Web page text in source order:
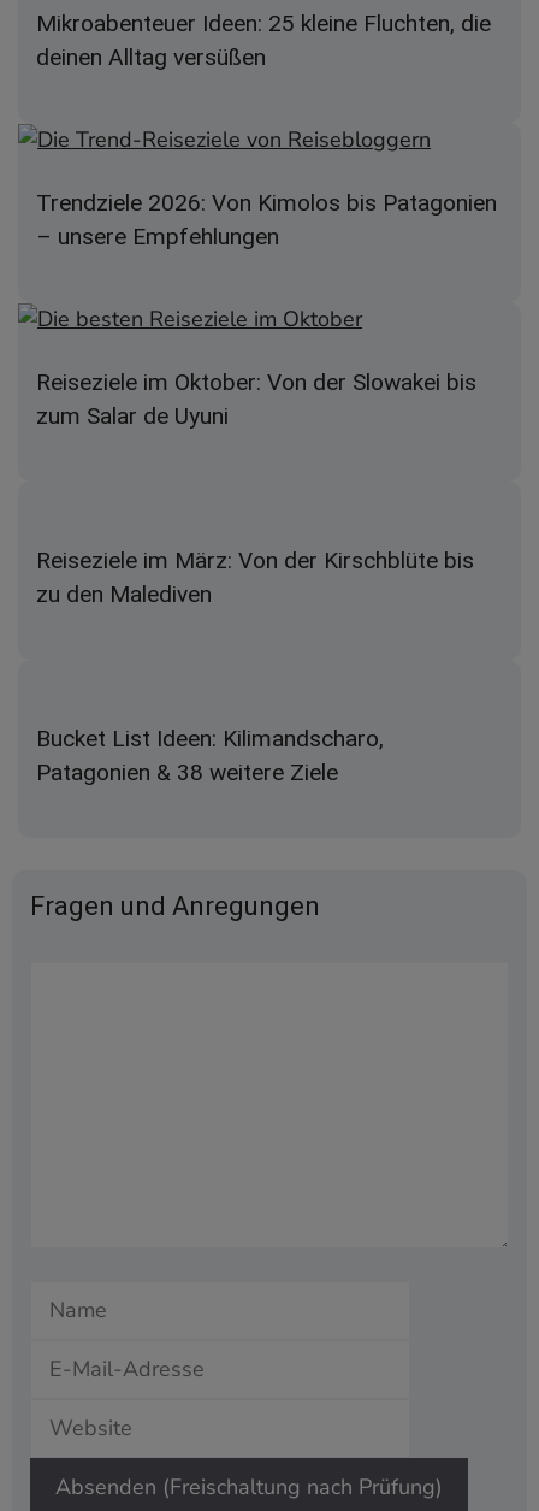
Mikroabenteuer Ideen: 25 kleine Fluchten, die
deinen Alltag versüßen
Trendziele 2026: Von Kimolos bis Patagonien
– unsere Empfehlungen
Reiseziele im Oktober: Von der Slowakei bis
zum Salar de Uyuni
Reiseziele im März: Von der Kirschblüte bis
zu den Malediven
Bucket List Ideen: Kilimandscharo,
Patagonien & 38 weitere Ziele
Fragen und Anregungen
Name